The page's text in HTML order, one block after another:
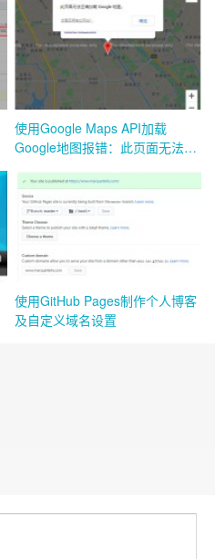
使用Google Maps API加载
Google地图报错：此页面无法正
有此网站？
使用GitHub Pages制作个人博客
及自定义域名设置